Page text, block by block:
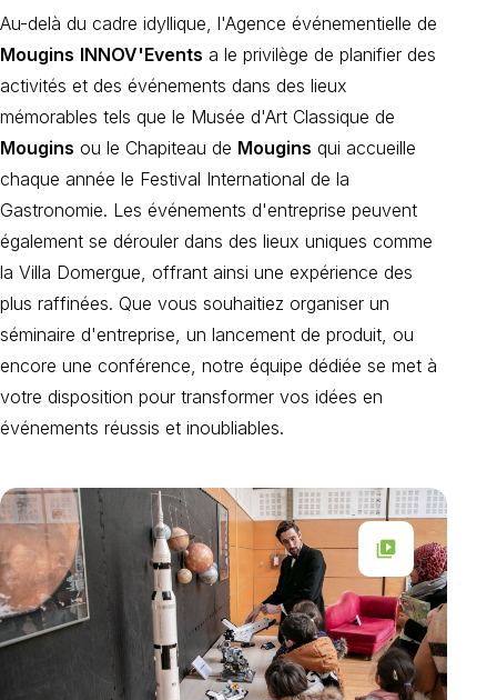
Au-delà du cadre idyllique, l'Agence événementielle de
Mougins INNOV'Events a le privilège de planifier des
activités et des événements dans des lieux
mémorables tels que le Musée d'Art Classique de
Mougins ou le Chapiteau de Mougins qui accueille
chaque année le Festival International de la
Gastronomie. Les événements d'entreprise peuvent
également se dérouler dans des lieux uniques comme
la Villa Domergue, offrant ainsi une expérience des
plus raffinées. Que vous souhaitiez organiser un
séminaire d'entreprise, un lancement de produit, ou
encore une conférence, notre équipe dédiée se met à
votre disposition pour transformer vos idées en
événements réussis et inoubliables.
video_library